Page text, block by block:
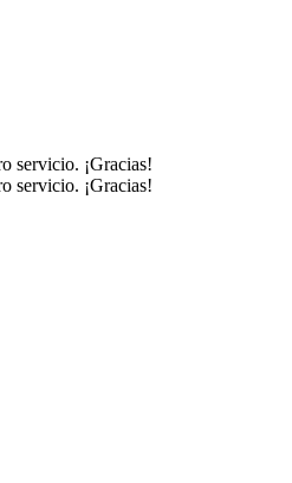
servicio. ¡Gracias!
servicio. ¡Gracias!